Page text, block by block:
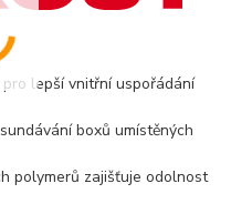
lepší vnitřní uspořádání
boxů umístěných
polymerů zajišťuje odolnost